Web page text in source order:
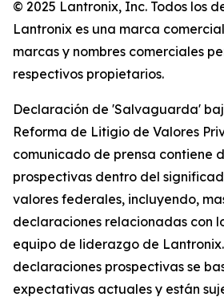
© 2025 Lantronix, Inc. Todos los
Lantronix es una marca
marcas y nombres comerciales
respectivos propietarios.
Declaración de 'Salvaguarda'
Reforma de Litigio de Valores
comunicado de prensa contiene
prospectivas dentro del
valores federales, incluyendo,
declaraciones relacionadas con
equipo de liderazgo de
declaraciones prospectivas se
expectativas actuales y están